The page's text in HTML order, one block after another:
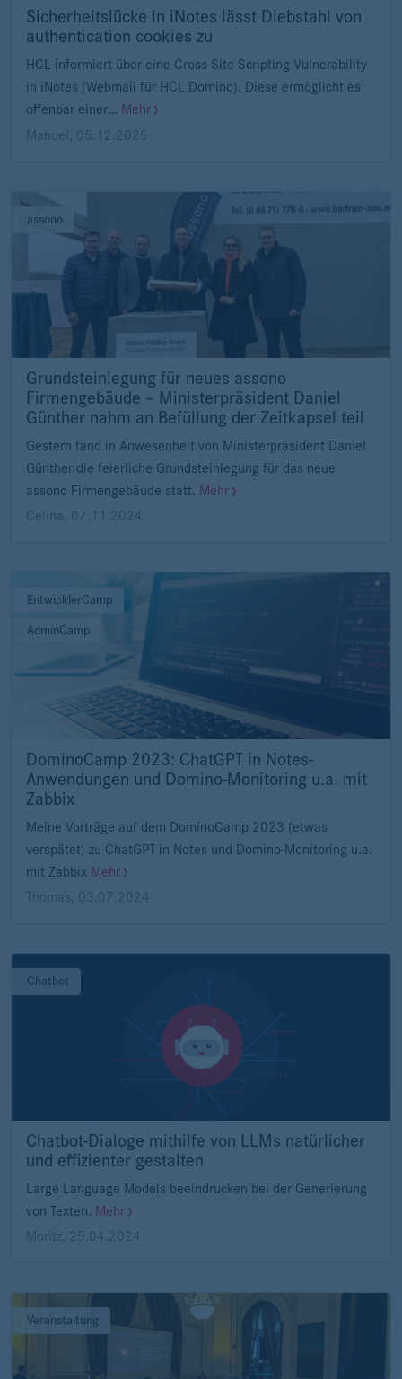
Sicherheitslücke in iNotes lässt Diebstahl von
authentication cookies zu
HCL informiert über eine Cross Site Scripting Vulnerability
in iNotes (Webmail für HCL Domino). Diese ermöglicht es
offenbar einer… Mehr
Manuel
05.12.2025
assono
Grundsteinlegung für neues assono
Firmengebäude – Ministerpräsident Daniel
Günther nahm an Befüllung der Zeitkapsel teil
Gestern fand in Anwesenheit von Ministerpräsident Daniel
Günther die feierliche Grundsteinlegung für das neue
assono Firmengebäude statt. Mehr
Celina, 07.11.2024
EntwicklerCamp
AdminCamp
DominoCamp 2023: ChatGPT in Notes-
Anwendungen und Domino-Monitoring u.a. mit
Zabbix
Meine Vorträge auf dem DominoCamp 2023 (etwas
verspätet) zu ChatGPT in Notes und Domino-Monitoring u.a.
mit Zabbix Mehr
Thomas, 03.07.2024
Chatbot
Chatbot-Dialoge mithilfe von LLMs natürlicher
und effizienter gestalten
Large Language Models beeindrucken bei der Generierung
von Texten. Mehr
Moritz
25.04.2024
Veranstaltung